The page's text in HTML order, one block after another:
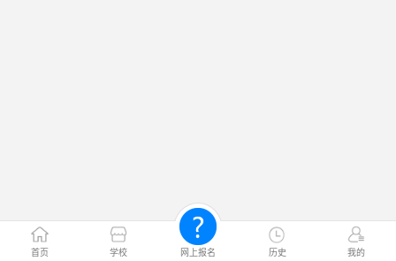
首页 学校 网上报名 历史 我的